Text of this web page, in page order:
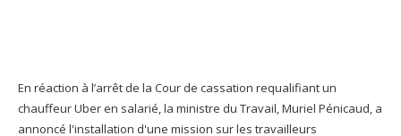
En réaction à l’arrêt de la Cour de cassation requalifiant un
chauffeur Uber en salarié, la ministre du Travail, Muriel Pénicaud, a
annoncé l'installation d'une mission sur les travailleurs